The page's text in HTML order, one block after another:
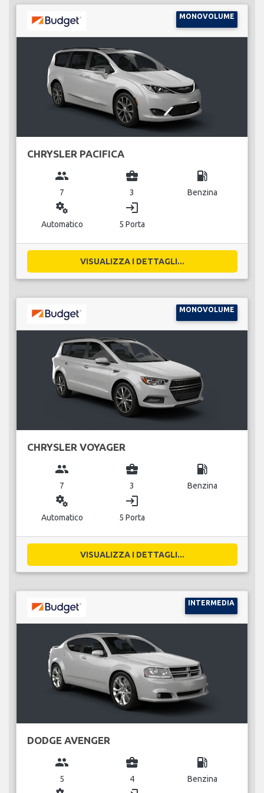
MONOVOLUME
CHRYSLER PACIFICA
group
7
business_center
3
local_gas_station
Benzina
miscellaneous_services
Automatico
login
5 Porta
VISUALIZZA I DETTAGLI...
MONOVOLUME
CHRYSLER VOYAGER
group
7
business_center
3
local_gas_station
Benzina
miscellaneous_services
Automatico
login
5 Porta
VISUALIZZA I DETTAGLI...
INTERMEDIA
DODGE AVENGER
group
5
business_center
4
local_gas_station
Benzina